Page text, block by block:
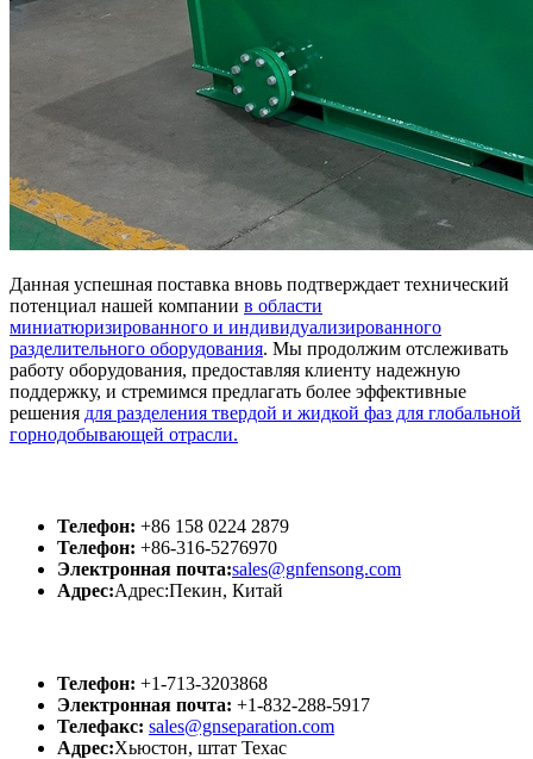
Данная успешная поставка вновь подтверждает технический
потенциал нашей компании в области
миниатюризированного и индивидуализированного
разделительного оборудования. Мы продолжим отслеживать
работу оборудования, предоставляя клиенту надежную
поддержку, и стремимся предлагать более эффективные
решения для разделения твердой и жидкой фаз для глобальной
горнодобывающей отрасли.
Телефон: +86 158 0224 2879
Телефон: +86-316-5276970
Электронная почта:sales@gnfensong.com
Адрес:Адрес:Пекин, Китай
Телефон: +1-713-3203868
Электронная почта: +1-832-288-5917
Телефакс: sales@gnseparation.com
Адрес:Хьюстон, штат Техас